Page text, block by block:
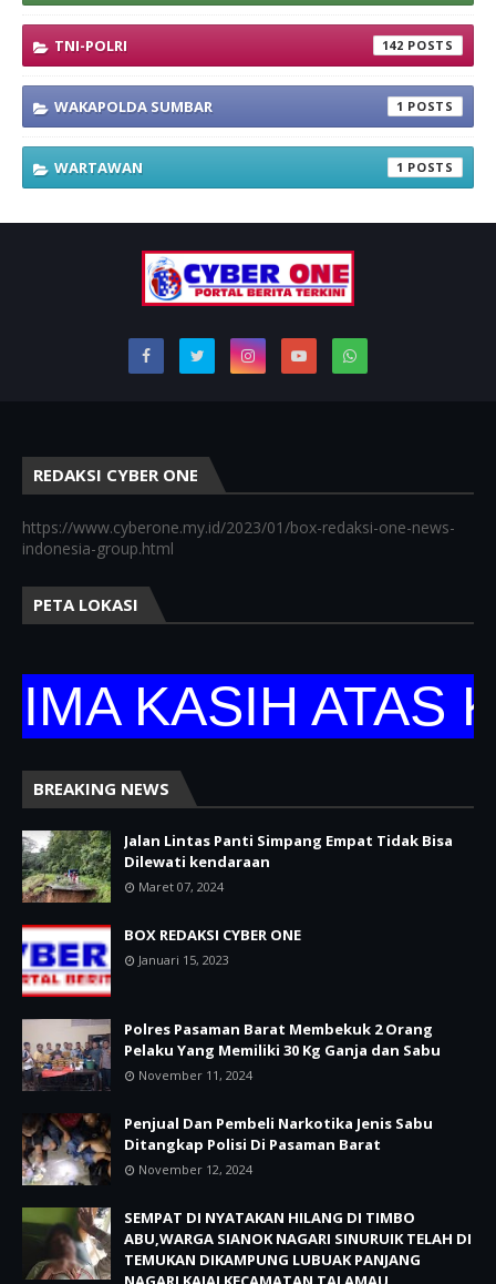
TNI-POLRI 142
WAKAPOLDA SUMBAR 1
WARTAWAN 1
REDAKSI CYBER ONE
https://www.cyberone.my.id/2023/01/box-redaksi-one-news-
indonesia-group.html
PETA LOKASI
ATAS
BREAKING NEWS
Jalan Lintas Panti Simpang Empat Tidak Bisa
Dilewati kendaraan
Maret 07, 2024
BOX REDAKSI CYBER ONE
Januari 15, 2023
Polres Pasaman Barat Membekuk 2 Orang
Pelaku Yang Memiliki 30 Kg Ganja dan Sabu
November 11, 2024
Penjual Dan Pembeli Narkotika Jenis Sabu
Ditangkap Polisi Di Pasaman Barat
November 12, 2024
SEMPAT DI NYATAKAN HILANG DI TIMBO
ABU,WARGA SIANOK NAGARI SINURUIK TELAH DI
TEMUKAN DIKAMPUNG LUBUAK PANJANG